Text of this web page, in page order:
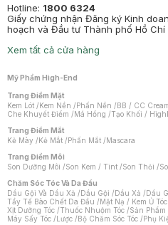
Hotline: 1800 6324
Giấy chứng nhận Đăng ký Kinh
hoạch và Đầu tư Thành phố Hồ Chí
Xem tất cả cửa hàng
Mỹ Phẩm High-End
Trang Điểm Mặt
Kem Lót /Kem Nền /Phấn Nền /BB / CC
Che Khuyết Điểm /Má Hồng /Tạo Khối /
Trang Điểm Mắt
Kẻ Mày /Kẻ Mắt /Phấn Mắt /Mascara
Trang Điểm Môi
Son Dưỡng Môi /Son Kem / Tint /Son Thỏi /
Chăm Sóc Tóc Và Da Đầu
Dầu Gội Và Dầu Xả /Dầu Gội /Dầu Xả /Dầu
Tẩy Tế Bào Chết Da Đầu /Mặt Nạ / Kem Ủ Tóc
Xịt Dưỡng Tóc /Thuốc Nhuộm Tóc /Sản Phẩm
Máy Sấy Tóc /Lược /Bộ Chăm Sóc Tóc /Phụ